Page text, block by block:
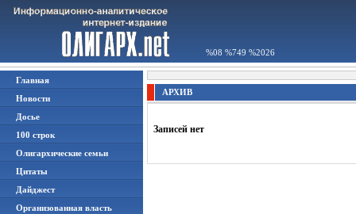
%08 %749 %2026
Главная
Новости
Досье
100 строк
Олигархические семьи
Цитаты
Дайджест
Организованная власть
АРХИВ
Записей нет